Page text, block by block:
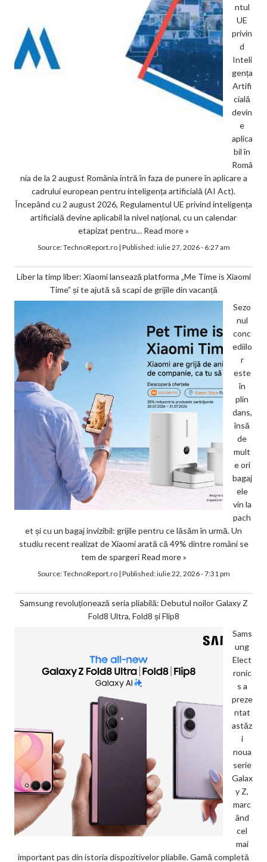
ntul
UE
privin
d
Inteli
gența
Artifi
cială
devin
e
aplica
bil în
Româ
nia de la 2 august România intră în faza de punere în aplicare a
cadrului european pentru inteligența artificială (AI Act).
Începând cu 2 august 2026, Regulamentul UE privind inteligența
artificială devine aplicabil la nivel național, cu un calendar
etapizat pentru… Read more »
Source:TechnoReport.ro| Published:iulie 27, 2026 - 6:27 am
Liber la timp liber: Xiaomi lansează platforma „Me Time is Xiaomi
Time” și te ajută să scapi de grijile din vacanță
Sezo
nul
conc
ediilo
r
este
în
plin
dans,
însă
de
mult
e ori
bagaj
ele
vin la
pach
et și cu un bagaj invizibil: grijile pentru ce lăsăm în urmă. Un
studiu recent realizat de Xiaomi arată că 49% dintre români se
tem de spargeri Read more »
Source:TechnoReport.ro| Published:iulie 22, 2026 - 7:31 pm
Samsung revoluționează seria pliabilă: Debutul noilor Galaxy Z
Fold8 Ultra, Fold8 și Flip8
Sams
ung
Elect
ronic
s a
preze
ntat
astăz
i
noua
serie
Galax
y Z,
marc
ând
cel
mai
important pas din istoria dispozitivelor pliabile. Gamă completă